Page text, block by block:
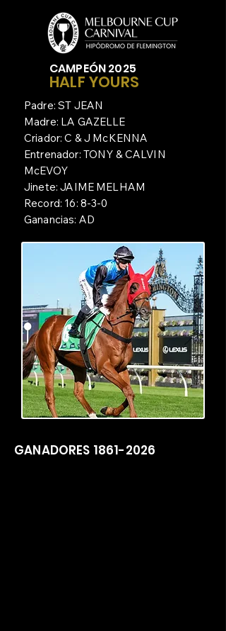
CAMPEÓN 2025
HALF YOURS
Padre: ST JEAN
Madre: LA GAZELLE
Criador: C & J McKENNA
Entrenador: TONY & CALVIN
McEVOY
Jinete: JAIME MELHAM
Record: 16: 8-3-0
Ganancias: AD
GANADORES 1861-2026